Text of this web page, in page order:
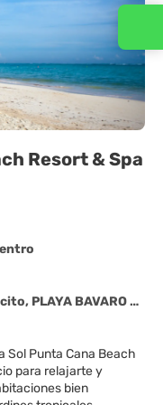
Resort & Spa
BAVARO 23000
Sol Punta Cana Beach
para relajarte y
bien
con nosotros